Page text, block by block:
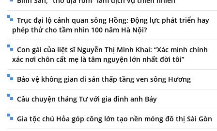
Trục đại lộ cảnh quan sông Hồng: Động lực phát triển hay
phép thử cho tầm nhìn 100 năm Hà Nội?
Con gái của liệt sĩ Nguyễn Thị Minh Khai: “Xác minh chính
xác nơi chôn cất mẹ là tâm nguyện lớn nhất đời tôi”
Bảo vệ không gian di sản thấp tầng ven sông Hương
Câu chuyện tháng Tư với gia đình anh Bảy
Gia tộc chú Hỏa góp công lớn tạo nền móng đô thị Sài Gòn